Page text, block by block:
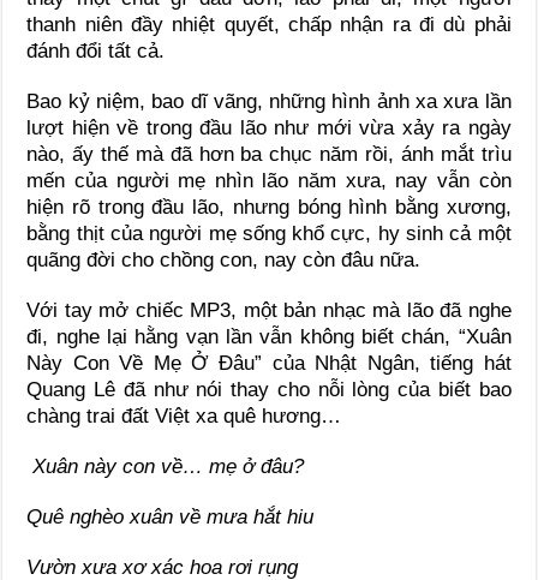
thanh niên đầy nhiệt quyết, chấp nhận ra đi dù phải
đánh đổi tất cả.
Bao kỷ niệm, bao dĩ vãng, những hình ảnh xa xưa lần
lượt hiện về trong đầu lão như mới vừa xảy ra ngày
nào, ấy thế mà đã hơn ba chục năm rồi, ánh mắt trìu
mến của người mẹ nhìn lão năm xưa, nay vẫn còn
hiện rõ trong đầu lão, nhưng bóng hình bằng xương,
bằng thịt của người mẹ sống khổ cực, hy sinh cả một
quãng đời cho chồng con, nay còn đâu nữa.
Với tay mở chiếc MP3, một bản nhạc mà lão đã nghe
đi, nghe lại hằng vạn lần vẫn không biết chán, “Xuân
Này Con Về Mẹ Ở Đâu” của Nhật Ngân, tiếng hát
Quang Lê đã như nói thay cho nỗi lòng của biết bao
chàng trai đất Việt xa quê hương…
Xuân này con về… mẹ ở đâu?
Quê nghèo xuân về mưa hắt hiu
Vườn xưa xơ xác hoa rơi rụng